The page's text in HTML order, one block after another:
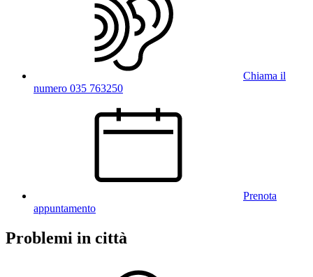
Chiama il
numero 035 763250
Prenota
appuntamento
Problemi in città